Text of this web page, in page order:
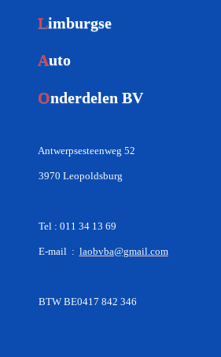
Limburgse
Auto
Onderdelen BV
Antwerpsesteenweg 52
3970 Leopoldsburg
Tel : 011 34 13 69
E-mail : laobvba@gmail.com
BTW BE0417 842 346